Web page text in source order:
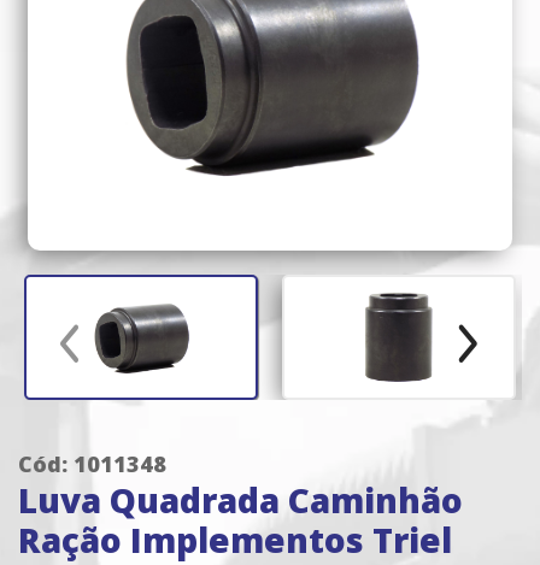
Cód: 1011348
Luva Quadrada Caminhão
Ração Implementos Triel